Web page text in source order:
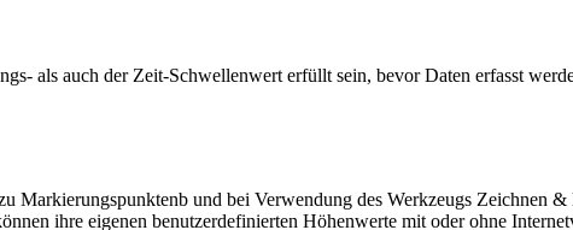
als auch der Zeit-Schwellenwert erfüllt sein, bevor Daten erfasst
Markierungspunktenb und bei Verwendung des Werkzeugs Zeichnen
ihre eigenen benutzerdefinierten Höhenwerte mit oder ohne